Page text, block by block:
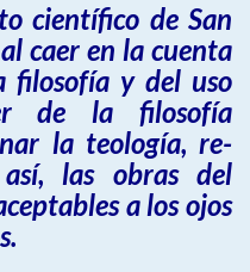
científico de San
caer en la cuenta
filosofía y del uso
de la filosofía
la teología, re-
las obras del
a los ojos